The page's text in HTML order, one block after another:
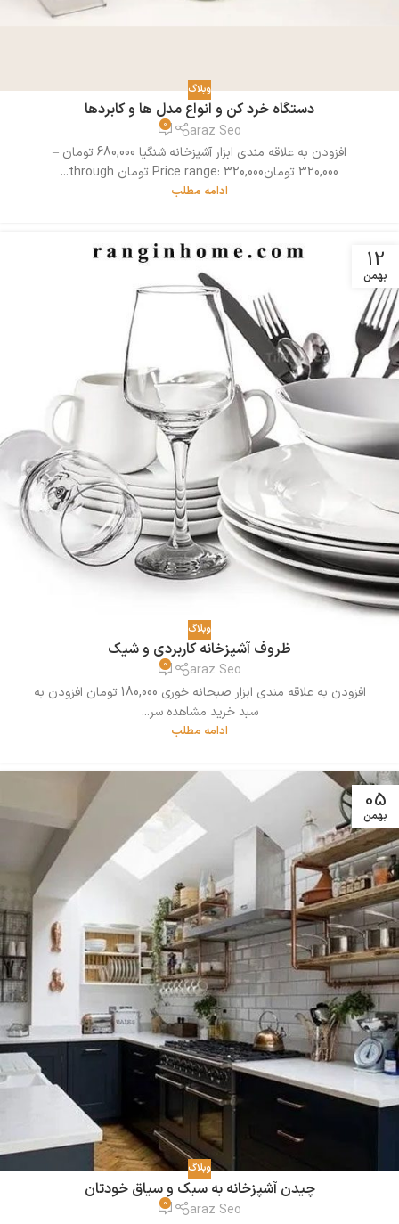
وبلاگ
دستگاه خرد کن و انواع مدل ها و کابردها
araz Seo
0
افزودن به علاقه مندی ابزار آشپزخانه شنگیا 680,000 تومان –
320,000 تومانPrice range: 320,000 تومان through...
ادامه مطلب
12
بهمن
وبلاگ
ظروف آشپزخانه کاربردی و شیک
araz Seo
0
افزودن به علاقه مندی ابزار صبحانه خوری 180,000 تومان افزودن به
سبد خرید مشاهده سر...
ادامه مطلب
05
بهمن
وبلاگ
چیدن آشپزخانه به سبک و سیاق خودتان
araz Seo
0